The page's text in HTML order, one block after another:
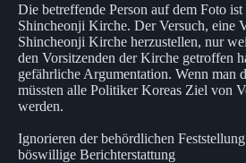
Die betreffende Person auf dem Foto
Shincheonji Kirche. Der Versuch, eine
Shincheonji Kirche herzustellen, nur
den Vorsitzenden der Kirche getroffen
gefährliche Argumentation. Wenn man
müssten alle Politiker Koreas Ziel von
werden.
Ignorieren der behördlichen
böswillige Berichterstattung